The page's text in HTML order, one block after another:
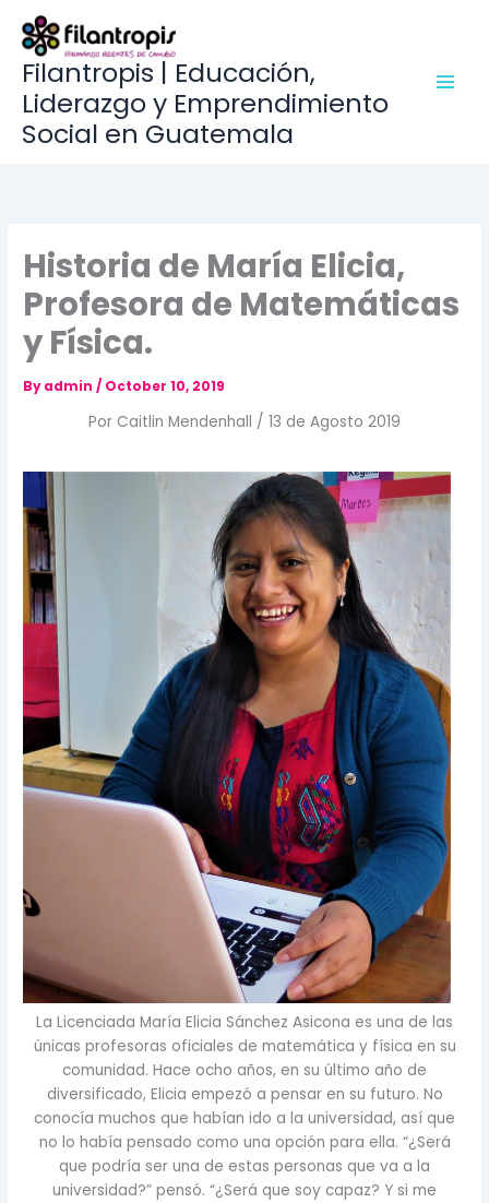
contentFilantropis | Educación,
Liderazgo y Emprendimiento
Social en Guatemala
Historia de María Elicia,
Profesora de Matemáticas
y Física.
Byadmin/ October 10, 2019
Por Caitlin Mendenhall / 13 de Agosto 2019
La Licenciada María Elicia Sánchez Asicona es una de las
únicas profesoras oficiales de matemática y física en su
comunidad. Hace ocho años, en su último año de
diversificado, Elicia empezó a pensar en su futuro. No
conocía muchos que habían ido a la universidad, así que
no lo había pensado como una opción para ella. “¿Será
que podría ser una de estas personas que va a la
universidad?” pensó. “¿Será que soy capaz? Y si me